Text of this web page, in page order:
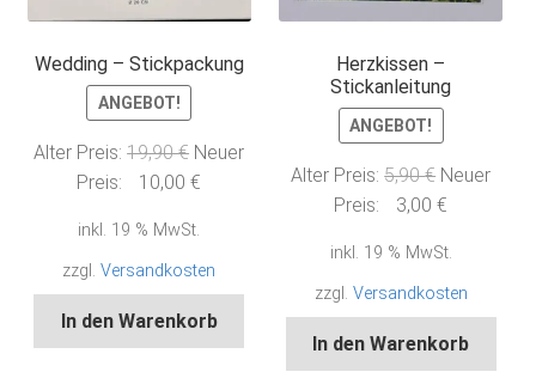
Wedding – Stickpackung
ANGEBOT!
Alter Preis: 19,90€ Ursprünglicher
Preis
19,90 €
Neuer
Preis:
10,00€
10,00 €.
inkl. 19 % MwSt.
zzgl.Versandkosten
In den Warenkorb
Herzkissen –
Stickanleitung
ANGEBOT!
Alter Preis: 5,90€
Preis
5,90 €
Neuer
Preis:
3,00€
ist:
3,00 €.
inkl. 19 % MwSt.
zzgl. Versandkosten
In den Warenkorb